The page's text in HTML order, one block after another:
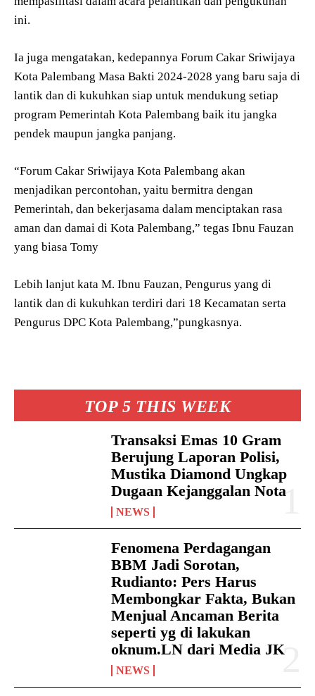
TOP 5 THIS WEEK
Transaksi Emas 10 Gram
Berujung Laporan Polisi,
Mustika Diamond Ungkap
Dugaan Kejanggalan Nota
NEWS
Fenomena Perdagangan
BBM Jadi Sorotan,
Rudianto: Pers Harus
Membongkar Fakta, Bukan
Menjual Ancaman Berita
seperti yg di lakukan
oknum.LN dari Media JK
NEWS
ini.
Ia juga mengatakan, kedepannya Forum Cakar Sriwijaya
Kota Palembang Masa Bakti 2024-2028 yang baru saja di
lantik dan di kukuhkan siap untuk mendukung setiap
program Pemerintah Kota Palembang baik itu jangka
pendek maupun jangka panjang.
“Forum Cakar Sriwijaya Kota Palembang akan
menjadikan percontohan, yaitu bermitra dengan
Pemerintah, dan bekerjasama dalam menciptakan rasa
aman dan damai di Kota Palembang,” tegas Ibnu Fauzan
yang biasa Tomy
Lebih lanjut kata M. Ibnu Fauzan, Pengurus yang di
lantik dan di kukuhkan terdiri dari 18 Kecamatan serta
Pengurus DPC Kota Palembang,”pungkasnya.